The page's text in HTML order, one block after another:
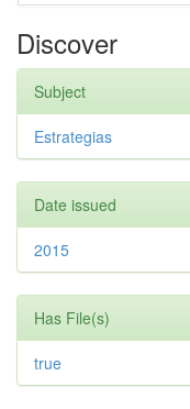
Discover
Subject
Estrategias
Date issued
2015
Has File(s)
true